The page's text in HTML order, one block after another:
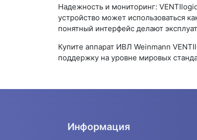
Надежность и мониторинг:
устройство может использоваться
понятный интерфейс делают
Купите аппарат ИВЛ Weinmann
поддержку на уровне мировых
Информация